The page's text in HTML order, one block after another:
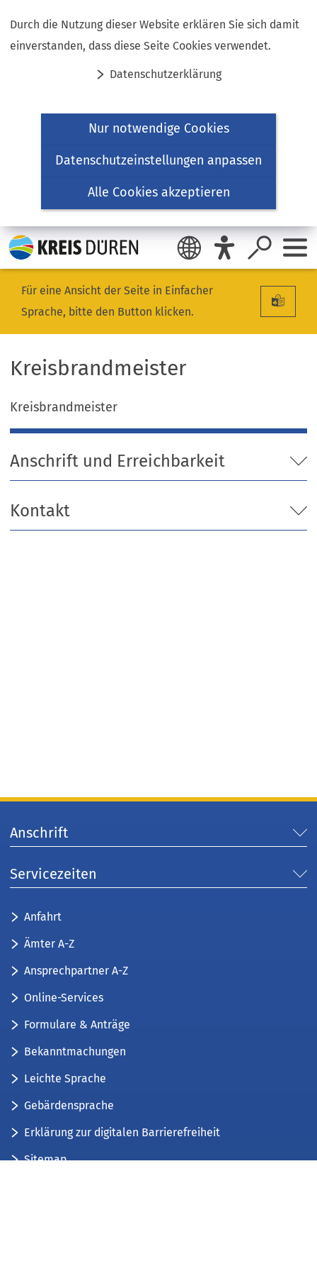
Durch die Nutzung dieser Website erklären Sie sich damit
einverstanden, dass diese Seite Cookies verwendet.
Datenschutzerklärung
Nur notwendige Cookies
Datenschutzeinstellungen anpassen
Alle Cookies akzeptieren
Inhalt anspringen
Für eine Ansicht der Seite in Einfacher
Sprache, bitte den Button klicken.
Kreisbrandmeister
Kreisbrandmeister
Anschrift und Erreichbarkeit
Kontakt
Anschrift
Servicezeiten
Anfahrt
Ämter A-Z
Ansprechpartner A-Z
Online-Services
Formulare & Anträge
Bekanntmachungen
Leichte Sprache
Gebärdensprache
Erklärung zur digitalen Barrierefreiheit
Sitemap